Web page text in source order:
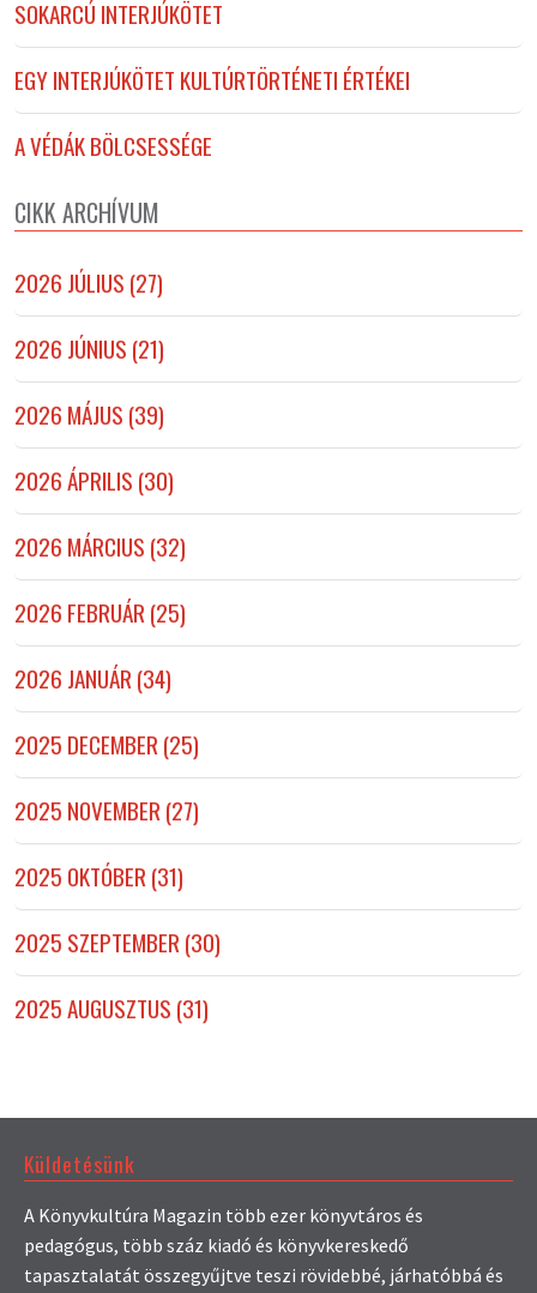
SOKARCÚ INTERJÚKÖTET
EGY INTERJÚKÖTET KULTÚRTÖRTÉNETI ÉRTÉKEI
A VÉDÁK BÖLCSESSÉGE
CIKK ARCHÍVUM
2026 JÚLIUS (27)
2026 JÚNIUS (21)
2026 MÁJUS (39)
2026 ÁPRILIS (30)
2026 MÁRCIUS (32)
2026 FEBRUÁR (25)
2026 JANUÁR (34)
2025 DECEMBER (25)
2025 NOVEMBER (27)
2025 OKTÓBER (31)
2025 SZEPTEMBER (30)
2025 AUGUSZTUS (31)
Küldetésünk
A Könyvkultúra Magazin több ezer könyvtáros és
pedagógus, több száz kiadó és könyvkereskedő
tapasztalatát összegyűjtve teszi rövidebbé, járhatóbbá és